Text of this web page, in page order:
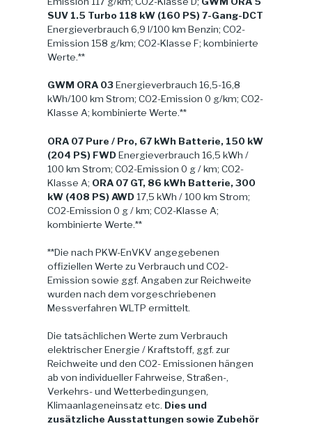
SUV 1.5 Turbo 118 kW (160 PS) 7-Gang-DCT
Energieverbrauch 6,9 l/100 km Benzin; CO2-
Emission 158 g/km; CO2-Klasse F; kombinierte
Werte.**
GWM ORA 03 Energieverbrauch 16,5-16,8
kWh/100 km Strom; CO2-Emission 0 g/km; CO2-
Klasse A; kombinierte Werte.**
ORA 07 Pure / Pro, 67 kWh Batterie, 150 kW
(204 PS) FWD Energieverbrauch 16,5 kWh /
100 km Strom; CO2-Emission 0 g / km; CO2-
Klasse A; ORA 07 GT, 86 kWh Batterie, 300
kW (408 PS) AWD 17,5 kWh / 100 km Strom;
CO2-Emission 0 g / km; CO2-Klasse A;
kombinierte Werte.**
**Die nach PKW-EnVKV angegebenen
offiziellen Werte zu Verbrauch und CO2-
Emission sowie ggf. Angaben zur Reichweite
wurden nach dem vorgeschriebenen
Messverfahren WLTP ermittelt.
Die tatsächlichen Werte zum Verbrauch
elektrischer Energie / Kraftstoff, ggf. zur
Reichweite und den CO2- Emissionen hängen
ab von individueller Fahrweise, Straßen-,
Verkehrs- und Wetterbedingungen,
Klimaanlageneinsatz etc. Dies und
zusätzliche Ausstattungen sowie Zubehör